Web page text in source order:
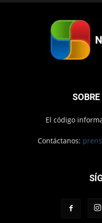
El código
Contáctanos: